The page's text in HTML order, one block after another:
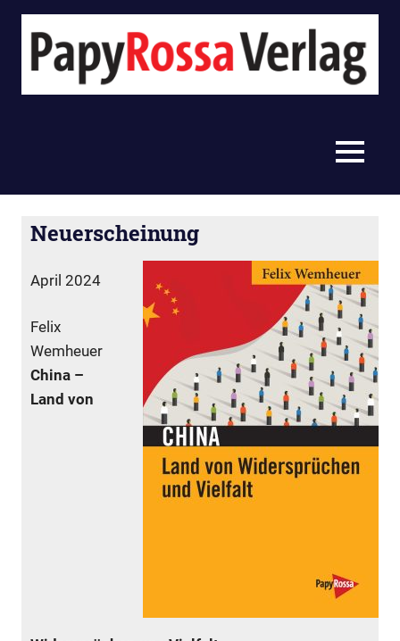
Zum
Inhalt
springen
MENU
Neuerscheinung
Anzeige ohne Veröffentlichungsdatum,Standard
April 2024
Felix
Wemheuer
China –
Land von